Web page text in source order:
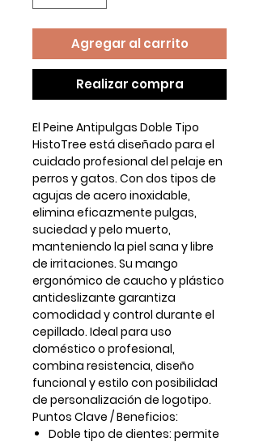
Agregar al carrito
Realizar compra
El Peine Antipulgas Doble Tipo
HistoTree está diseñado para el
cuidado profesional del pelaje en
perros y gatos. Con dos tipos de
agujas de acero inoxidable,
elimina eficazmente pulgas,
suciedad y pelo muerto,
manteniendo la piel sana y libre
de irritaciones. Su mango
ergonómico de caucho y plástico
antideslizante garantiza
comodidad y control durante el
cepillado. Ideal para uso
doméstico o profesional,
combina resistencia, diseño
funcional y estilo con posibilidad
de personalización de logotipo.
Puntos Clave / Beneficios:
Doble tipo de dientes: permite